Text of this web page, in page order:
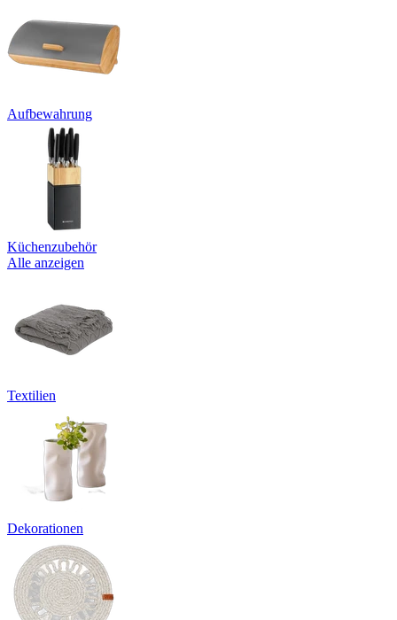
Aufbewahrung
Küchenzubehör
Alle anzeigen
Textilien
Dekorationen